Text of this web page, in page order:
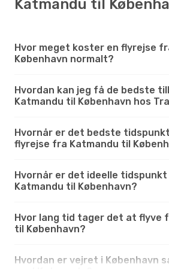
Katmandu til
Hvor meget koster en flyrejse
København normalt?
Hvordan kan jeg få de bedste
Katmandu til København hos
Hvornår er det bedste
flyrejse fra Katmandu til
Hvornår er det ideelle
Katmandu til København?
Hvor lang tid tager det at flyve
til København?
Hvordan er vejret i København